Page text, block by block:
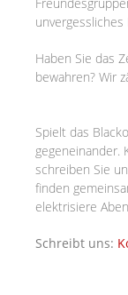
unvergessliches
Haben Sie das
bewahren? Wir
Spielt das
gegeneinander.
schreiben Sie
finden
elektrisiere
Schreibt uns: